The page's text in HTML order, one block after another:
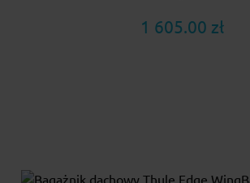
1 605.00 zł